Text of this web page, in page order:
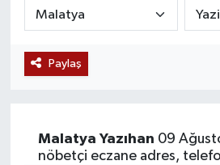
Paylaş
Malatya Yazıhan 09
nöbetçi eczane adres,
Siyaset
Teknoloji
Muş